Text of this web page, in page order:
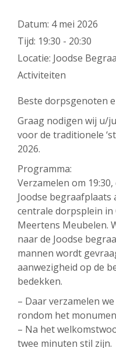
Datum: 4 mei 2026
Tijd: 19:30 - 20:30
Locatie: Joodse
Activiteiten
Beste dorpsgenoten
Graag nodigen wij u/
voor de traditionele
2026.
Programma:
Verzamelen om
Joodse begraafplaats
centrale dorpsplein in
Meertens Meubelen.
naar de Joodse
mannen wordt
aanwezigheid op de
bedekken.
– Daar verzamelen
rondom het
– Na het
twee minuten stil zijn.